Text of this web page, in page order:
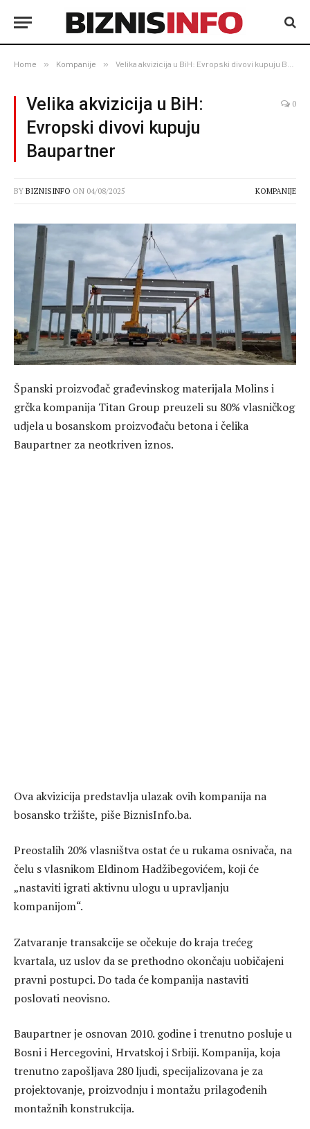
Home » Kompanije » Velika akvizicija u BiH: Evropski divovi kupuju Baupartner
Velika akvizicija u BiH:
Evropski divovi kupuju
Baupartner
0
BY BIZNISINFO ON 04/08/2025 KOMPANIJE
Španski proizvođač građevinskog materijala Molins i
grčka kompanija Titan Group preuzeli su 80% vlasničkog
udjela u bosanskom proizvođaču betona i čelika
Baupartner za neotkriven iznos.
Ova akvizicija predstavlja ulazak ovih kompanija na
bosansko tržište, piše BiznisInfo.ba.
Preostalih 20% vlasništva ostat će u rukama osnivača, na
čelu s vlasnikom Eldinom Hadžibegovićem, koji će
„nastaviti igrati aktivnu ulogu u upravljanju
kompanijom“.
Zatvaranje transakcije se očekuje do kraja trećeg
kvartala, uz uslov da se prethodno okončaju uobičajeni
pravni postupci. Do tada će kompanija nastaviti
poslovati neovisno.
Baupartner je osnovan 2010. godine i trenutno posluje u
Bosni i Hercegovini, Hrvatskoj i Srbiji. Kompanija, koja
trenutno zapošljava 280 ljudi, specijalizovana je za
projektovanje, proizvodnju i montažu prilagođenih
montažnih konstrukcija.